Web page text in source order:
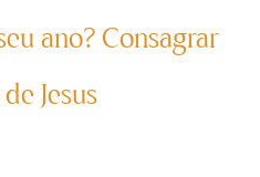
ano? Consagrar
Jesus